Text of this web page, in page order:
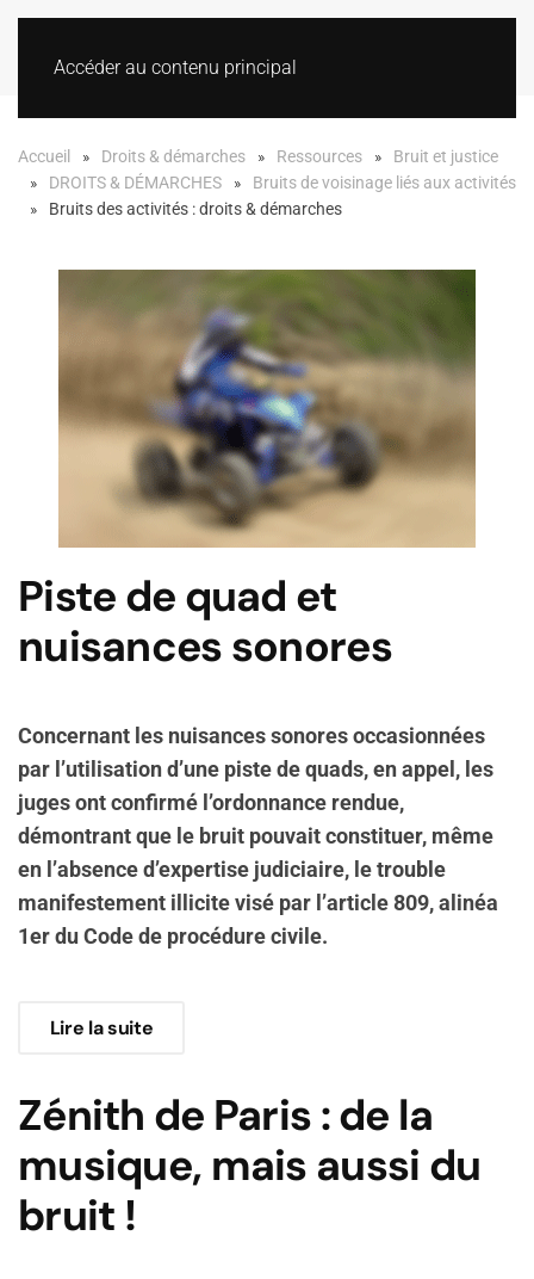
Accéder au contenu principal
Accueil Droits & démarches Ressources
Bruit et justice
DROITS & DÉMARCHES
Bruits de voisinage liés aux activités
Bruits des activités : droits & démarches
Piste de quad et
nuisances sonores
Concernant les nuisances sonores occasionnées
par l’utilisation d’une piste de quads, en appel, les
juges ont confirmé l’ordonnance rendue,
démontrant que le bruit pouvait constituer, même
en l’absence d’expertise judiciaire, le trouble
manifestement illicite visé par l’article 809, alinéa
1er du Code de procédure civile.
Lire la suite
Zénith de Paris : de la
musique, mais aussi du
bruit !